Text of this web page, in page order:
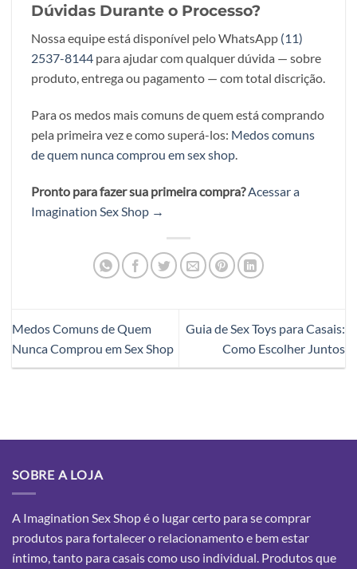
Dúvidas Durante o Processo?
Nossa equipe está disponível pelo WhatsApp (11)
2537-8144 para ajudar com qualquer dúvida — sobre
produto, entrega ou pagamento — com total discrição.
Para os medos mais comuns de quem está comprando
pela primeira vez e como superá-los: Medos comuns
de quem nunca comprou em sex shop
Pronto para fazer sua primeira compra? Acessar a
Imagination Sex Shop →
Medos Comuns de Quem
Nunca Comprou em Sex Shop
Guia de Sex Toys para Casais:
Como Escolher Juntos
SOBRE A LOJA
A Imagination Sex Shop é o lugar certo para se comprar
produtos para fortalecer o relacionamento e bem estar
íntimo, tanto para casais como uso individual. Produtos que